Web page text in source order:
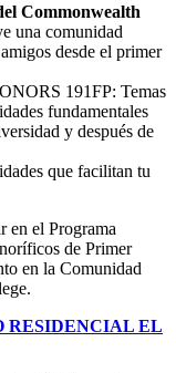
Commonwealth
una comunidad
desde el primer
191FP: Temas
fundamentales
y después de
que facilitan tu
en el Programa
de Primer
en la Comunidad
RESIDENCIAL EL